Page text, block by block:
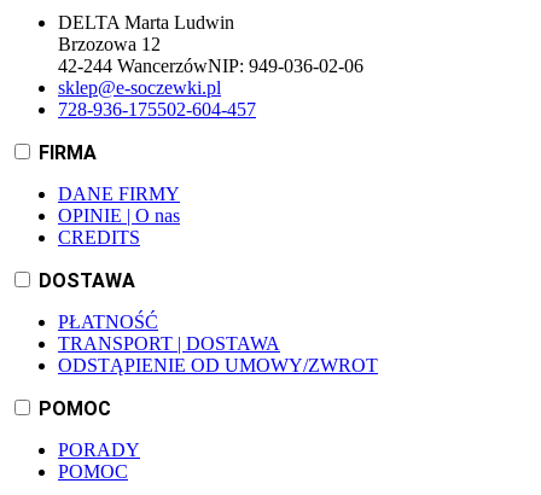
DELTA Marta Ludwin
Brzozowa 12
42-244 WancerzówNIP: 949-036-02-06
sklep@e-soczewki.pl
728-936-175502-604-457
FIRMA
DANE FIRMY
OPINIE | O nas
CREDITS
DOSTAWA
PŁATNOŚĆ
TRANSPORT | DOSTAWA
ODSTĄPIENIE OD UMOWY/ZWROT
POMOC
PORADY
POMOC